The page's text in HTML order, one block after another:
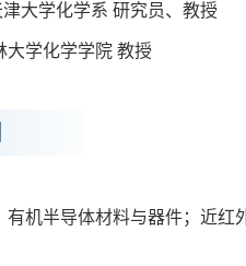
津大学化学系 研究员、教授
大学化学学院 教授
有机半导体材料与器件；近红